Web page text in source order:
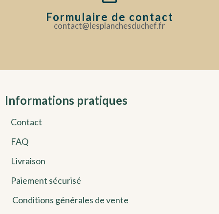
Formulaire de contact
contact@lesplanchesduchef.fr
Informations pratiques
Contact
FAQ
Livraison
Paiement sécurisé
Conditions générales de vente